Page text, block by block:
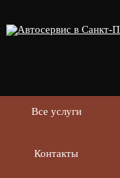
Все услуги
Контакты